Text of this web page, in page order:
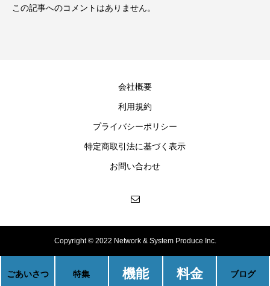
ごあいさつ 特集 機能 料金 ブログ
この記事へのコメントはありません。
会社概要
利用規約
プライバシーポリシー
特定商取引法に基づく表示
お問い合わせ
Copyright © 2022 Network & System Produce Inc.